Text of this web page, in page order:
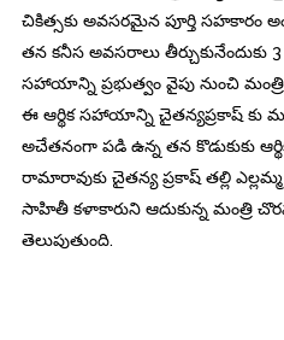
చికిత్సకు అవసరమైన పూర్తి సహకారం
తన కనీస అవసరాలు తీర్చుకునేందుకు
సహాయాన్ని ప్రభుత్వం వైపు నుంచి
ఈ ఆర్థిక సహాయాన్ని చైతన్యప్రకాష్ కు
అచేతనంగా పడి ఉన్న తన కొడుకుకు
రామారావుకు చైతన్య ప్రకాష్ తల్లి ఎల్లమ్మ
సాహితీ కళాకారుని ఆదుకున్న మంత్రి
తెలుపుతుంది.